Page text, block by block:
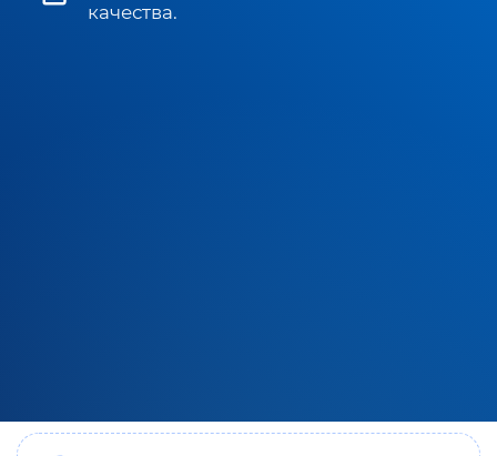
качества.